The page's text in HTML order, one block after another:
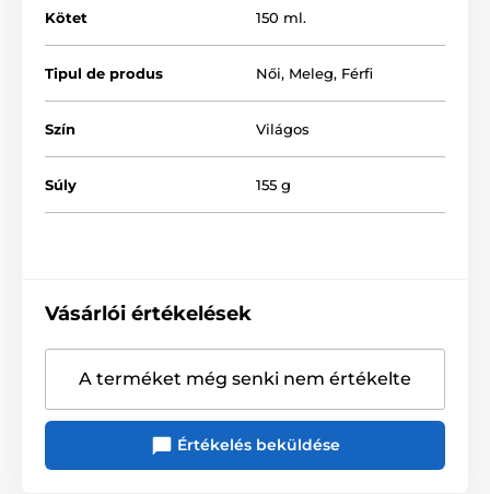
Nicotinate, Carbomer, Citric Acid, Polysorbate 80,
Propylene Glycol, Tromethamine, Potassium Sorbate,
Sodium Benzoate.
A termék a következő kategóriákba sorolt
Orgazmikus gélek
Kötet 150 ml.
Tipul de produs Női, Meleg, Férfi
Szín Világos
Súly 155 g
Vásárlói értékelések
A terméket még senki nem értékelte
Értékelés beküldése